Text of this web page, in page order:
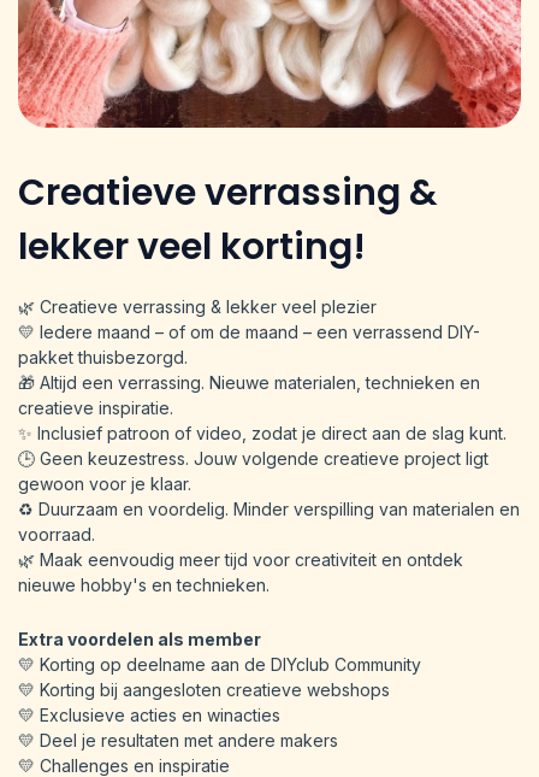
Creatieve verrassing &
lekker veel korting!
🌿 Creatieve verrassing & lekker veel plezier
💛 Iedere maand – of om de maand – een verrassend DIY-
pakket thuisbezorgd.
🎁 Altijd een verrassing. Nieuwe materialen, technieken en
creatieve inspiratie.
✨ Inclusief patroon of video, zodat je direct aan de slag kunt.
🕒 Geen keuzestress. Jouw volgende creatieve project ligt
gewoon voor je klaar.
♻️ Duurzaam en voordelig. Minder verspilling van materialen en
voorraad.
🌿 Maak eenvoudig meer tijd voor creativiteit en ontdek
nieuwe hobby's en technieken.
Extra voordelen als member
💛 Korting op deelname aan de DIYclub Community
💛 Korting bij aangesloten creatieve webshops
💛 Exclusieve acties en winacties
💛 Deel je resultaten met andere makers
💛 Challenges en inspiratie